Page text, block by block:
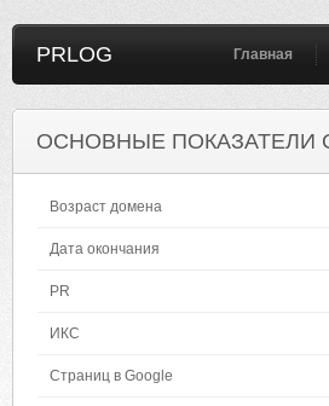
PRLOG Главная
ОСНОВНЫЕ ПОКАЗАТЕЛИ
Возраст домена
Дата окончания
PR
ИКС
Страниц в Google